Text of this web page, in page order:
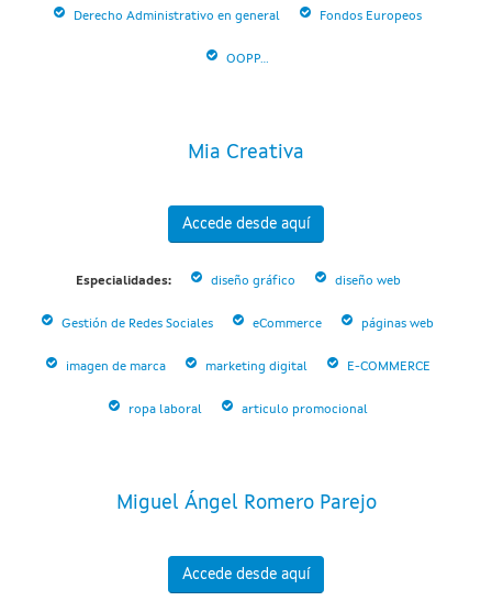
Derecho Administrativo en general Fondos Europeos
OOPP...
Mia Creativa
Accede desde aquí
Especialidades: diseño gráfico diseño web
Gestión de Redes Sociales eCommerce páginas web
imagen de marca marketing digital E-COMMERCE
ropa laboral articulo promocional
Miguel Ángel Romero Parejo
Accede desde aquí